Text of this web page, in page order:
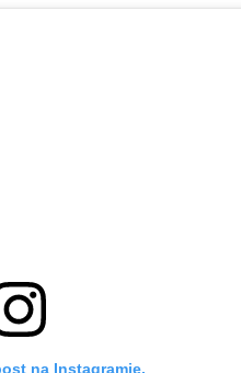
na Instagramie.